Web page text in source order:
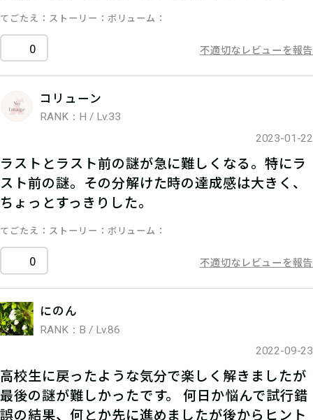
てごたえ ストーリー ボリューム
0 不適切なレビューを報告
コリューン
RANK：H / Lv.33
2023-01-22
ラストとラスト前の謎が急に難しくなる。特にラ
スト前の謎。その分解けた時の達成感は大きく、
ちょっとすっきりした。
てごたえ ストーリー ボリューム
0 不適切なレビューを報告
にのん
RANK：B / Lv.86
2022-09-23
高校生に戻ったような気分で楽しく解きましたが
最後の謎が難しかったです。 何日か悩んで試行錯
誤の結果、何とか先に進めましたが後からヒント